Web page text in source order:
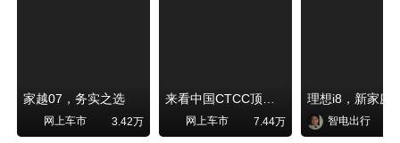
家越07，务实之选
网上车市 3.42万
来看中国CTCC顶级赛事艾瑞泽8 pro赛车如何脱颖而出
网上车市 7.44万 智电出行